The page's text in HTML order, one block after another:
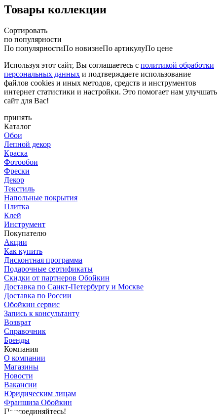
Товары коллекции
Сортировать
по популярности
По популярностиПо новизнеПо артикулуПо цене
Используя этот сайт, Вы соглашаетесь с политикой обработки
персональных данных и подтверждаете использование
файлов cookies и иных методов, средств и инструментов
интернет статистики и настройки. Это помогает нам улучшать
сайт для Вас!
принять
Каталог
Обои
Лепной декор
Краска
Фотообои
Фрески
Декор
Текстиль
Напольные покрытия
Плитка
Клей
Инструмент
Покупателю
Акции
Как купить
Дисконтная программа
Подарочные сертификаты
Скидки от партнеров Обойкин
Доставка по Санкт-Петербургу и Москве
Доставка по России
Обойкин сервис
Запись к консультанту
Возврат
Справочник
Бренды
Компания
О компании
Магазины
Новости
Вакансии
Юридическим лицам
Франшиза Обойкин
Присоединяйтесь!